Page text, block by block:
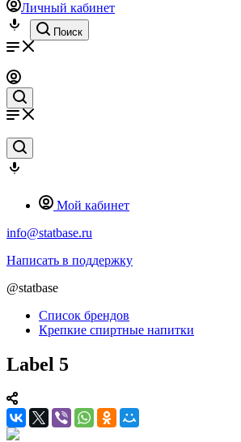
Личный кабинет
Поиск
Мой кабинет
info@statbase.ru
Написать в поддержку
@statbase
Список брендов
Крепкие спиртные напитки
Label 5